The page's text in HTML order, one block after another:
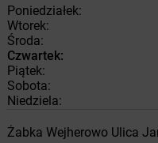
Poniedziałek:
Wtorek:
Środa:
Czwartek:
Piątek:
Sobota:
Niedziela:
Żabka Wejherowo Ulica